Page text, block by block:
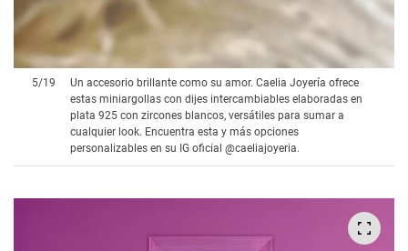
5/19
Un accesorio brillante como su amor. Caelia Joyería ofrece
estas miniargollas con dijes intercambiables elaboradas en
plata 925 con zircones blancos, versátiles para sumar a
cualquier look. Encuentra esta y más opciones
personalizables en su IG oficial @caeliajoyeria.